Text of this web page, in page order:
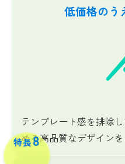
低価格のう
テンプレート感を排除
める高品質なデザインを
特長8